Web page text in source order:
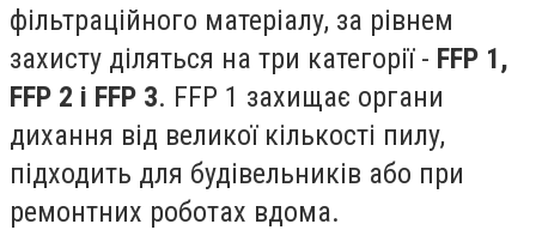
фільтраційного матеріалу, за рівнем
захисту діляться на три категорії - FFP 1,
FFP 2 і FFP 3. FFP 1 захищає органи
дихання від великої кількості пилу,
підходить для будівельників або при
ремонтних роботах вдома.